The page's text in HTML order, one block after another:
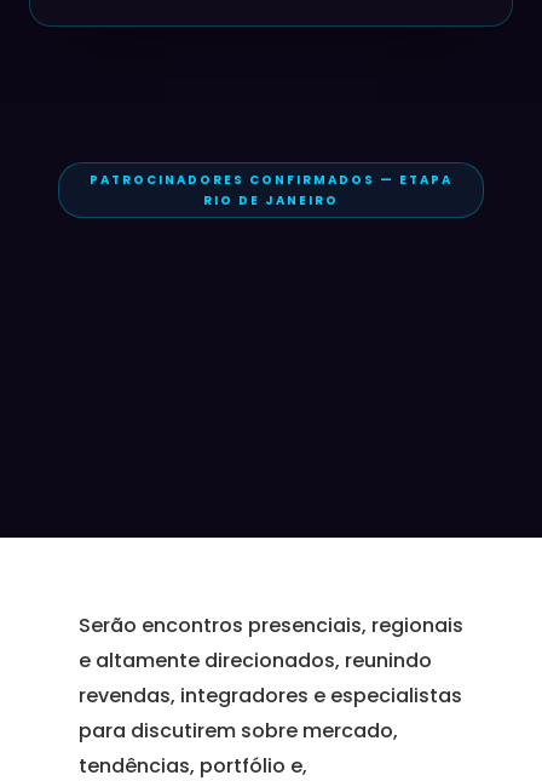
PATROCINADORES CONFIRMADOS — ETAPA
RIO DE JANEIRO
Serão encontros presenciais, regionais
e altamente direcionados, reunindo
revendas, integradores e especialistas
para discutirem sobre mercado,
tendências, portfólio e,